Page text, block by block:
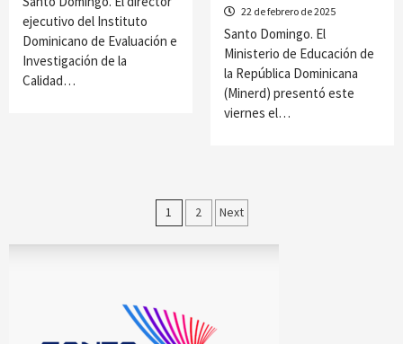
ejecutivo del Instituto
Dominicano de Evaluación e
Investigación de la
Calidad…
22 de febrero de 2025
Santo Domingo. El
Ministerio de Educación de
la República Dominicana
(Minerd) presentó este
viernes el…
Paginación
de
1 2 Next